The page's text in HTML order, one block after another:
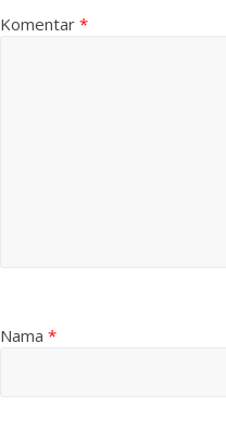
Komentar *
Nama *